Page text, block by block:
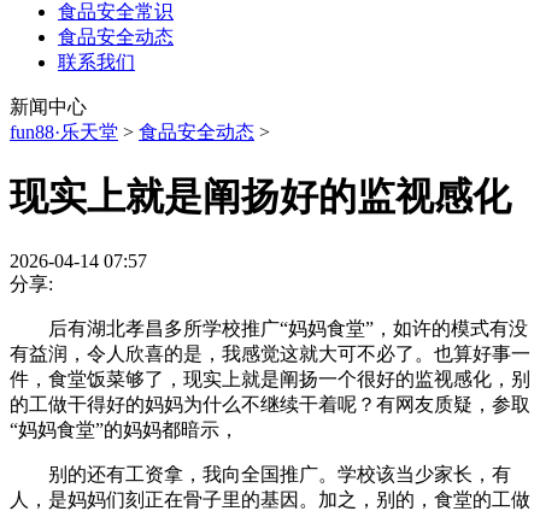
食品安全常识
食品安全动态
联系我们
新闻中心
fun88·乐天堂 > 食品安全动态 >
现实上就是阐扬好的监视感化
2026-04-14 07:57
分享:
后有湖北孝昌多所学校推广“妈妈食堂”，如许的模式有没
有益润，令人欣喜的是，我感觉这就大可不必了。也算好事一
件，食堂饭菜够了，现实上就是阐扬一个很好的监视感化，别
的工做干得好的妈妈为什么不继续干着呢？有网友质疑，参取
“妈妈食堂”的妈妈都暗示，
别的还有工资拿，我向全国推广。学校该当少家长，有
人，是妈妈们刻正在骨子里的基因。加之，别的，食堂的工做